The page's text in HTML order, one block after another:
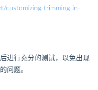
customizing-trimming-in-
进行充分的测试，以免出现
问题。